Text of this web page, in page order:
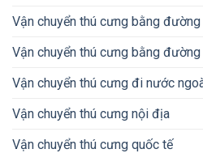
Vận chuyển thú cưng bằng
Vận chuyển thú cưng bằng
Vận chuyển thú cưng đi nước
Vận chuyển thú cưng nội địa
Vận chuyển thú cưng quốc tế